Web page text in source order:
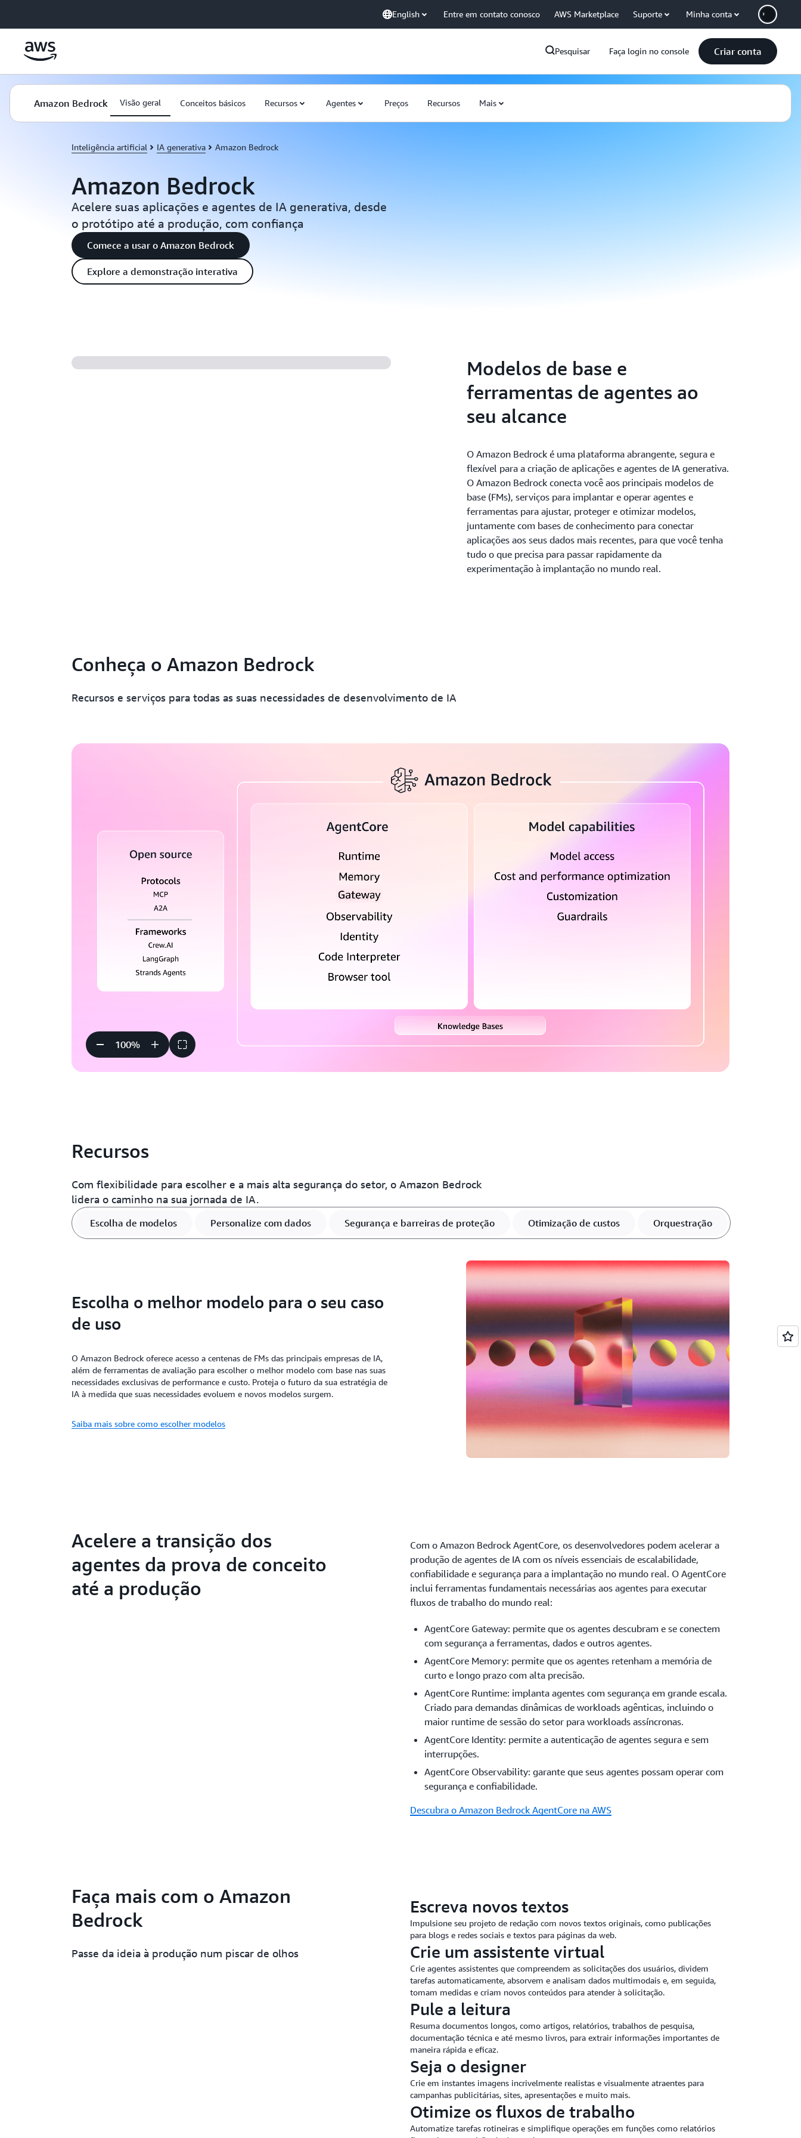
English Entre em contato conosco AWS Marketplace Suporte Minha conta
Pesquisar Faça login no console Criar conta
Amazon Bedrock Visão geral Conceitos básicos Recursos Agentes Preços Recursos Mais
Inteligência artificial IA generativa Amazon Bedrock
Amazon Bedrock
Acelere suas aplicações e agentes de IA generativa, desde
o protótipo até a produção, com confiança
Comece a usar o Amazon Bedrock
Explore a demonstração interativa
Modelos de base e
ferramentas de agentes ao
seu alcance
O Amazon Bedrock é uma plataforma abrangente, segura e
flexível para a criação de aplicações e agentes de IA generativa.
O Amazon Bedrock conecta você aos principais modelos de
base (FMs), serviços para implantar e operar agentes e
ferramentas para ajustar, proteger e otimizar modelos,
juntamente com bases de conhecimento para conectar
aplicações aos seus dados mais recentes, para que você tenha
tudo o que precisa para passar rapidamente da
experimentação à implantação no mundo real.
Conheça o Amazon Bedrock
Recursos e serviços para todas as suas necessidades de desenvolvimento de IA
100%
Recursos
Com flexibilidade para escolher e a mais alta segurança do setor, o Amazon Bedrock
lidera o caminho na sua jornada de IA.
Escolha de modelos Personalize com dados Segurança e barreiras de proteção Otimização de custos Orquestração
Escolha o melhor modelo para o seu caso
de uso
O Amazon Bedrock oferece acesso a centenas de FMs das principais empresas de IA,
além de ferramentas de avaliação para escolher o melhor modelo com base nas suas
necessidades exclusivas de performance e custo. Proteja o futuro da sua estratégia de
IA à medida que suas necessidades evoluem e novos modelos surgem.
Saiba mais sobre como escolher modelos
Acelere a transição dos
agentes da prova de conceito
até a produção
Com o Amazon Bedrock AgentCore, os desenvolvedores podem acelerar a
produção de agentes de IA com os níveis essenciais de escalabilidade,
confiabilidade e segurança para a implantação no mundo real. O AgentCore
inclui ferramentas fundamentais necessárias aos agentes para executar
fluxos de trabalho do mundo real:
AgentCore Gateway: permite que os agentes descubram e se conectem
com segurança a ferramentas, dados e outros agentes.
AgentCore Memory: permite que os agentes retenham a memória de
curto e longo prazo com alta precisão.
AgentCore Runtime: implanta agentes com segurança em grande escala.
Criado para demandas dinâmicas de workloads agênticas, incluindo o
maior runtime de sessão do setor para workloads assíncronas.
AgentCore Identity: permite a autenticação de agentes segura e sem
interrupções.
AgentCore Observability: garante que seus agentes possam operar com
segurança e confiabilidade.
Descubra o Amazon Bedrock AgentCore na AWS
Faça mais com o Amazon
Bedrock
Passe da ideia à produção num piscar de olhos
Escreva novos textos
Impulsione seu projeto de redação com novos textos originais, como publicações
para blogs e redes sociais e textos para páginas da web.
Crie um assistente virtual
Crie agentes assistentes que compreendem as solicitações dos usuários, dividem
tarefas automaticamente, absorvem e analisam dados multimodais e, em seguida,
tomam medidas e criam novos conteúdos para atender à solicitação.
Pule a leitura
Resuma documentos longos, como artigos, relatórios, trabalhos de pesquisa,
documentação técnica e até mesmo livros, para extrair informações importantes de
maneira rápida e eficaz.
Seja o designer
Crie em instantes imagens incrivelmente realistas e visualmente atraentes para
campanhas publicitárias, sites, apresentações e muito mais.
Otimize os fluxos de trabalho
Automatize tarefas rotineiras e simplifique operações em funções como relatórios